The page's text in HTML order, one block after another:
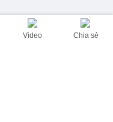
Video Chia sẻ